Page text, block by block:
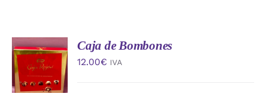
AÑADIR
AL
CARRITO
/
DETALLES
Caja de Bombones
12.00€ IVA